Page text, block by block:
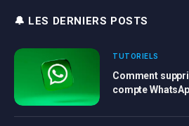
🔔 LES DERNIERS POSTS
TUTORIELS
Comment
compte